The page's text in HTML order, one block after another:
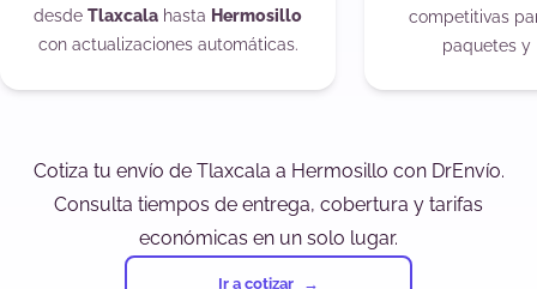
desde Tlaxcala hasta Hermosillo
con actualizaciones automáticas.
competitivas
paquetes y
Cotiza tu envío de Tlaxcala a Hermosillo con DrEnvío.
Consulta tiempos de entrega, cobertura y tarifas
económicas en un solo lugar.
Ir a cotizar